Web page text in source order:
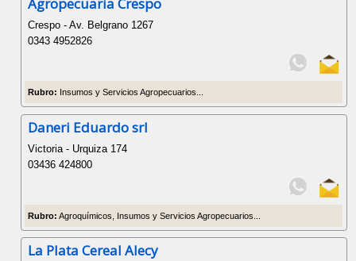
Agropecuaria Crespo
Crespo - Av. Belgrano 1267
0343 4952826
Rubro: Insumos y Servicios Agropecuarios...
Daneri Eduardo srl
Victoria - Urquiza 174
03436 424800
Rubro: Agroquímicos, Insumos y Servicios Agropecuarios...
La Plata Cereal Alecy